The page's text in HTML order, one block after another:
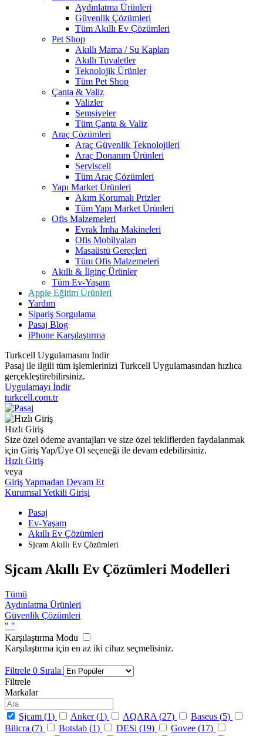
Aydınlatma Ürünleri
Güvenlik Çözümleri
Tüm Akıllı Ev Çözümleri
Pet Shop
Akıllı Mama / Su Kapları
Akıllı Tuvaletler
Teknolojik Ürünler
Tüm Pet Shop
Çanta & Valiz
Valizler
Şemsiyeler
Tüm Çanta & Valiz
Araç Çözümleri
Araç Güvenlik Teknolojileri
Araç Donanım Ürünleri
Serviscell
Tüm Araç Çözümleri
Yapı Market Ürünleri
Akım Korumalı Prizler
Tüm Yapı Market Ürünleri
Ofis Malzemeleri
Evrak İmha Makineleri
Ofis Mobilyaları
Masaüstü Gereçleri
Tüm Ofis Malzemeleri
Akıllı & İlginç Ürünler
Tüm Ev-Yaşam
Apple Eğitim Ürünleri
Yardım
Sipariş Sorgulama
Pasaj Blog
iPhone Karşılaştırma
Turkcell Uygulamasını İndir
Pasaj ile ilgili tüm işlemlerinizi Turkcell Uygulamasından hızlıca
gerçekleştirebilirsiniz.
Uygulamayı İndir
turkcell.com.tr
Hızlı Giriş
Size özel ödeme avantajları ve size özel tekliflerden faydalanmak
için Giriş Yap/Üye Ol seçeneği ile devam edebilirsiniz.
Hızlı Giriş
veya
Giriş Yapmadan Devam Et
Kurumsal Yetkili Girişi
Pasaj
Ev-Yaşam
Akıllı Ev Çözümleri
Sjcam Akıllı Ev Çözümleri
Sjcam Akıllı Ev Çözümleri Modelleri
Tümü
Aydınlatma Ürünleri
Güvenlik Çözümleri
" "
Karşılaştırma Modu
Karşılaştırma için en az iki cihaz seçmelisiniz.
Filtrele 0 Sırala
Filtrele
Markalar
Sjcam (1) Anker (1) AQARA (27) Baseus (5)
Bilicra (7) Botslab (1) DESi (19) Govee (17)